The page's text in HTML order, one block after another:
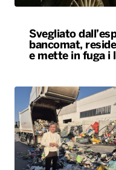
Svegliato
bancomat,
e mette in fuga i